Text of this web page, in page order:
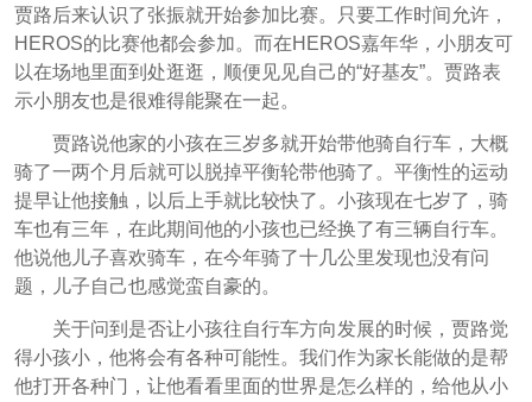
贾路后来认识了张振就开始参加比赛。只要工作时间允许，
HEROS的比赛他都会参加。而在HEROS嘉年华，小朋友可
以在场地里面到处逛逛，顺便见见自己的“好基友”。贾路表
示小朋友也是很难得能聚在一起。
贾路说他家的小孩在三岁多就开始带他骑自行车，大概
骑了一两个月后就可以脱掉平衡轮带他骑了。平衡性的运动
提早让他接触，以后上手就比较快了。小孩现在七岁了，骑
车也有三年，在此期间他的小孩也已经换了有三辆自行车。
他说他儿子喜欢骑车，在今年骑了十几公里发现也没有问
题，儿子自己也感觉蛮自豪的。
关于问到是否让小孩往自行车方向发展的时候，贾路觉
得小孩小，他将会有各种可能性。我们作为家长能做的是帮
他打开各种门，让他看看里面的世界是怎么样的，给他从小